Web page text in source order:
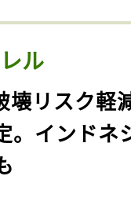
ル
壊リスク軽
。インドネ